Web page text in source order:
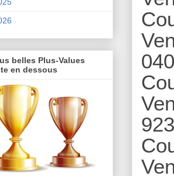
belles Plus-Values
en dessous